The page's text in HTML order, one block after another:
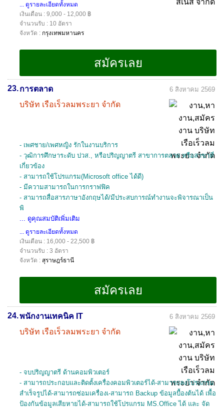
... ดูรายละเอียดทั้งหมด
เงินเดือน : 9,000 - 12,000 ฿
จำนวนรับ : 10 อัตรา
จังหวัด : กรุงเทพมหานคร
23.การตลาด
บริษัท เรือเร็วลมพระยา จำกัด
6 สิงหาคม 2569
- เพศชาย/เพศหญิง รักในงานบริการ
- วุฒิการศึกษาระดับ ปวส., หรือปริญญาตรี สาขาการตลาด หรือสาขาที่
เกี่ยวข้อง
- สามารถใช้โปรแกรม(Microsoft office ได้ดี)
- มีความสามารถในการกราฟฟิค
- สามารถสื่อสารภาษาอังกฤษได้/มีประสบการณ์ทำงานจะพิจารณาเป็น
พิ
... ดูคุณสมบัติเพิ่มเติม
... ดูรายละเอียดทั้งหมด
เงินเดือน : 16,000 - 22,500 ฿
จำนวนรับ : 3 อัตรา
จังหวัด : สุราษฎร์ธานี
24.พนักงานเทคนิค IT
บริษัท เรือเร็วลมพระยา จำกัด
6 สิงหาคม 2569
- จบปริญญาตรี ด้านคอมพิวเตอร์
- สามารถประกอบและติดตั้งเครื่องคอมพิวเตอร์ได้-สามารถลงโปรแกรม
สำเร็จรูปได้-สามารถซ่อมเครื่องเ-สามารถ Backup ข้อมูลบื้องต้นได้ เพื้อ
ป้องกันข้อมูลเสียหายได้-สามารถใช้โปรแกรม MS.Office ได้ และ จัด